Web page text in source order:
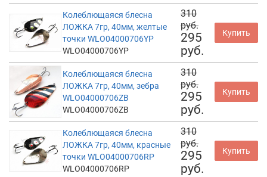
Колеблющаяся блесна
ЛОЖКА 7гр, 40мм, желтые
точки WLO04000706YP
WLO04000706YP
310
руб.
295
руб.
Купить
Колеблющаяся блесна
ЛОЖКА 7гр, 40мм, зебра
WLO04000706ZB
WLO04000706ZB
310
руб.
295
руб.
Купить
Колеблющаяся блесна
ЛОЖКА 7гр, 40мм, красные
точки WLO04000706RP
WLO04000706RP
310
руб.
295
руб.
Купить